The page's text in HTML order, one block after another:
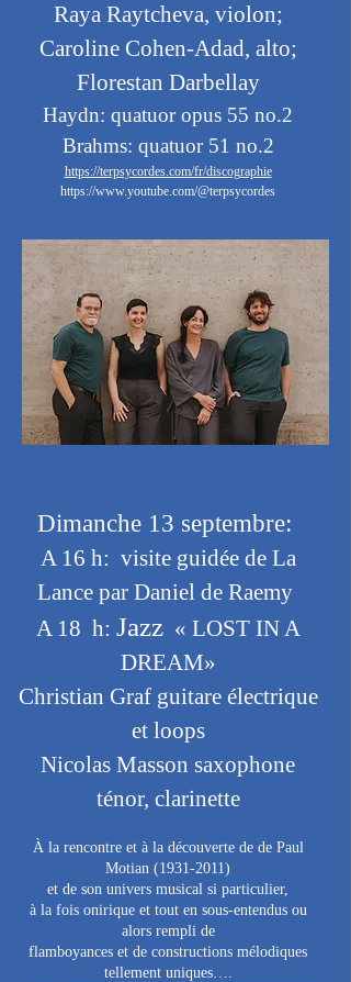
Raya Raytcheva, violon;
Caroline Cohen-Adad, alto;
Florestan Darbellay
Haydn: quatuor opus 55 no.2
Brahms: quatuor 51 no.2
https://terpsycordes.com/fr/discographie
https://www.youtube.com/@terpsycordes
​​Dimanche 13 septembre:
A 16 h: visite guidéede La
Lance par Daniel de Raemy
A 18 h: Jazz « LOST IN A
DREAM»
Christian Graf guitare électrique
et loops
Nicolas Masson saxophone
ténor, clarinette
À la rencontre et à la découverte de de Paul
Motian (1931-2011)
et de son univers musical si particulier,
à la fois onirique et tout en sous-entendus ou
alors rempli de
flamboyances et de constructions mélodiques
tellement uniques….